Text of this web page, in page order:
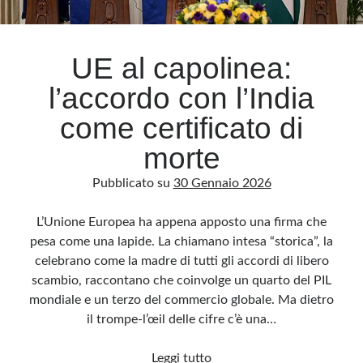
Archivio
Categorie
senza alcuna periodicità. Non può pertanto considerarsi un prodotto editoriale ai
sensi della legge n· 62 del 7.03.2001. L’autore non è responsabile di quanto
pubblicato dai lettori nei commenti ai vari post. Saranno comunque cancellati quelli
ritenuti offensivi o lesivi dell’immagine o dell’onorabilità di terzi, di genere spam,
razzisti o che contengano dati personali non conformi al rispetto delle norme sulla
privacy. Alcune immagini inserite in questo blog sono tratte da Internet e, pertanto,
considerate di pubblico dominio. Qualora la loro pubblicazione violasse eventuali
diritti d’autore, vi invito a comunicarlo via e-mail a info[at]dinovalle.it e saranno
immediatamente rimosse. L’autore del blog non è responsabile dei siti collegati
UE al capolinea:
l’accordo con l’India
come certificato di
morte
Pubblicato su 30 Gennaio 2026
L’Unione Europea ha appena apposto una firma che
pesa come una lapide. La chiamano intesa “storica”, la
celebrano come la madre di tutti gli accordi di libero
scambio, raccontano che coinvolge un quarto del PIL
mondiale e un terzo del commercio globale. Ma dietro
il trompe-l’œil delle cifre c’è una…
Leggi tuttoUE